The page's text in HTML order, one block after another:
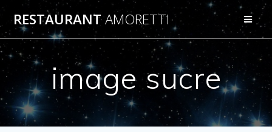
Passer
au
contenu
RESTAURANTAMORETTI
image sucre